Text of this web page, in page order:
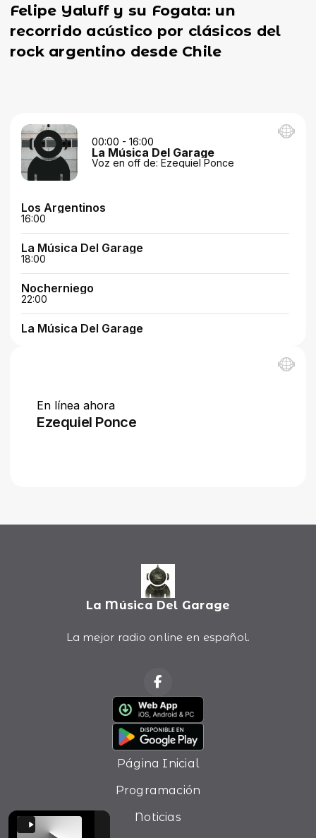
Felipe Yaluff y su Fogata: un
recorrido acústico por clásicos del
rock argentino desde Chile
La Música Del Garage
La mejor radio online en español.
Página Inicial
Programación
Noticias